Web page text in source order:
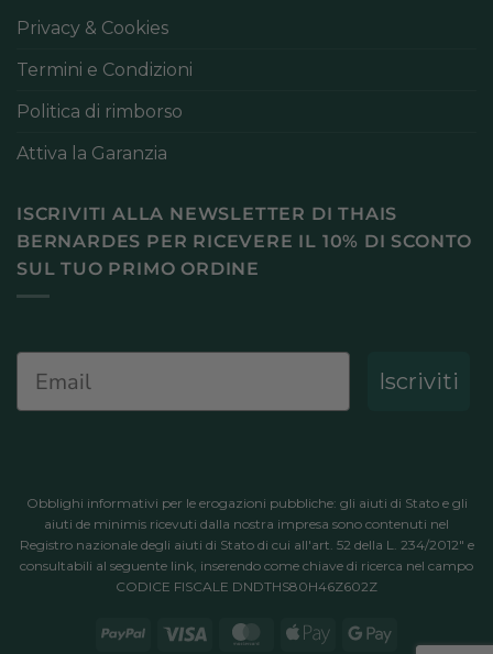
Privacy & Cookies
Termini e Condizioni
Politica di rimborso
Attiva la Garanzia
ISCRIVITI ALLA NEWSLETTER DI THAIS
BERNARDES PER RICEVERE IL 10% DI SCONTO
SUL TUO PRIMO ORDINE
Iscriviti
Obblighi informativi per le erogazioni pubbliche: gli aiuti di Stato e gli
aiuti de minimis ricevuti dalla nostra impresa sono contenuti nel
Registro nazionale degli aiuti di Stato di cui all'art. 52 della L. 234/2012" e
consultabili al seguente link, inserendo come chiave di ricerca nel campo
CODICE FISCALE DNDTHS80H46Z602Z
PayPal Visa MasterCard
Apple
Google